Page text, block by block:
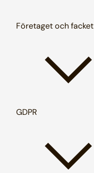
Företaget och facket
GDPR